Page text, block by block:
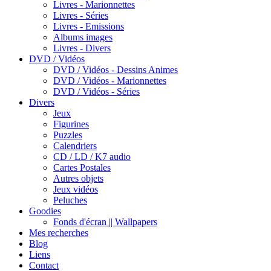
Livres - Marionnettes
Livres - Séries
Livres - Emissions
Albums images
Livres - Divers
DVD / Vidéos
DVD / Vidéos - Dessins Animes
DVD / Vidéos - Marionnettes
DVD / Vidéos - Séries
Divers
Jeux
Figurines
Puzzles
Calendriers
CD / LD / K7 audio
Cartes Postales
Autres objets
Jeux vidéos
Peluches
Goodies
Fonds d'écran || Wallpapers
Mes recherches
Blog
Liens
Contact